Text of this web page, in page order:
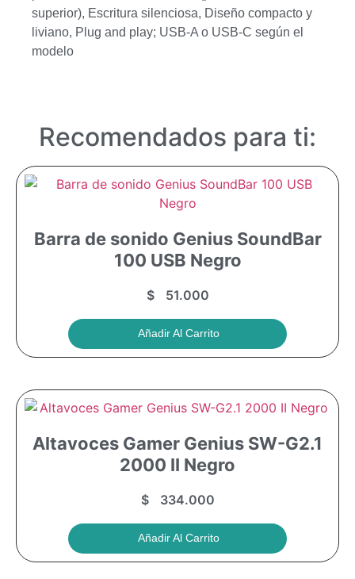
superior), Escritura silenciosa, Diseño compacto y
liviano, Plug and play; USB-A o USB-C según el
modelo
Recomendados para ti:
Barra de sonido Genius SoundBar
100 USB Negro
$51.000
Añadir Al Carrito
Altavoces Gamer Genius SW-G2.1
2000 II Negro
$334.000
Añadir Al Carrito